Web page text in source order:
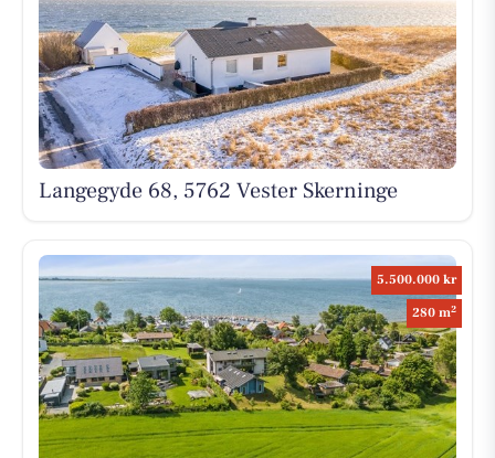
Langegyde 68, 5762 Vester Skerninge
5.500.000 kr
280 m2